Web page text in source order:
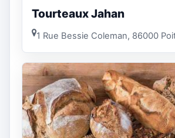
Tourteaux Jahan
1 Rue Bessie Coleman, 86000